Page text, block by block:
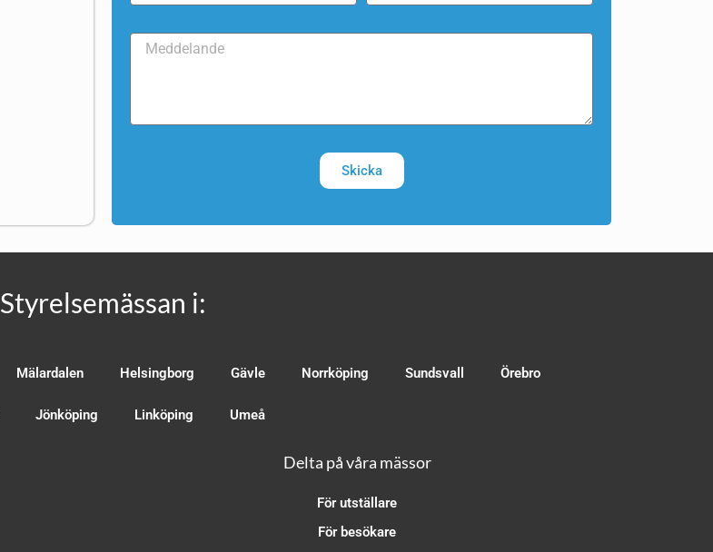
Skicka
Styrelsemässan i:
Mälardalen Helsingborg Gävle Norrköping Sundsvall Örebro
Jönköping Linköping Umeå
Delta på våra mässor
För utställare
För besökare